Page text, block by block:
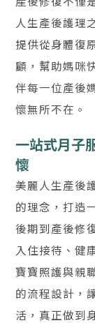
人生產後護理
提供從身體復
顧，幫助媽咪
伴每一位產後
懷無所不在。
一站式月子
懷
美麗人生產後
的理念，打造
後期到產後修
入住接待、健
寶寶照護與親
的流程設計，
活，真正做到